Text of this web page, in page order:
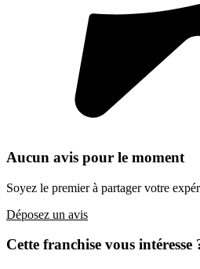
Aucun avis pour le moment
Soyez le premier à partager votre
Déposez un avis
Cette franchise vous intéresse